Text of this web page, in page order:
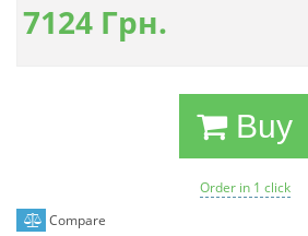
7124 Грн.
Buy
Order in 1 click
Compare